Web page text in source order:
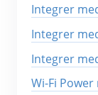
Integrer
Integrer
Integrer
Wi-Fi